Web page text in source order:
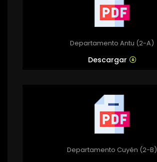
Departamento Antu (2-A)
Descargar
Departamento Cuyén (2-B)